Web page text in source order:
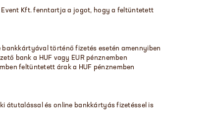
Event Kft. fenntartja a jogot, hogy a feltüntetett
bankkártyával történő fizetés esetén amennyiben
bank a HUF vagy EUR pénznemben
feltüntetett árak a HUF pénznemben
átutalással és online bankkártyás fizetéssel is